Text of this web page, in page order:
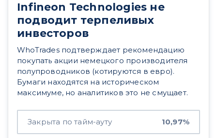
Infineon Technologies не
подводит терпеливых
инвесторов
WhoTrades подтверждает рекомендацию
покупать акции немецкого производителя
полупроводников (котируются в евро).
Бумаги находятся на историческом
максимуме, но аналитиков это не смущает.
Закрыта по тайм-ауту 10,97%